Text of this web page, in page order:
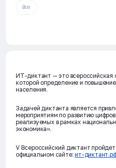
Все
ИТ-диктант — это всероссийская
которой определение и
населения.
Задачей диктанта является
мероприятиям по развитию
реализуемых в рамках
экономика».
V Всероссийский диктант
официальном сайте:ит-